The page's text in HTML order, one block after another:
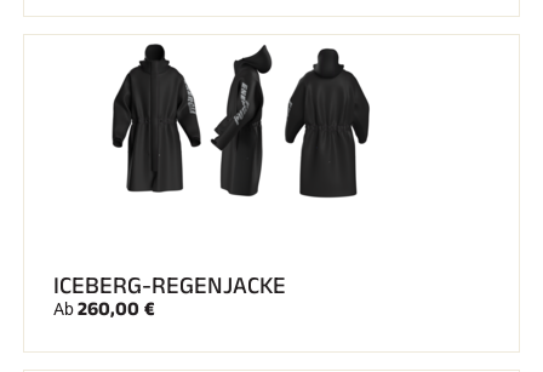
ICEBERG-REGENJACKE
Ab260,00 €